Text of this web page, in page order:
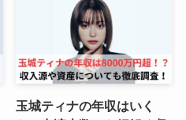
玉城ティナの年収はいく